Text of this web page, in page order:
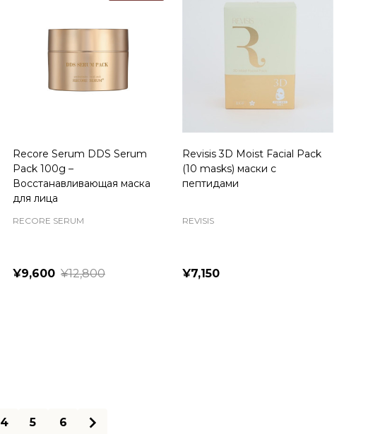
Recore Serum DDS Serum
Pack 100g –
Восстанавливающая маска
для лица
RECORE SERUM
¥9,600 ¥12,800
Revisis 3D Moist Facial Pack
(10 masks) маски с
пептидами
REVISIS
¥7,150
4 5 6